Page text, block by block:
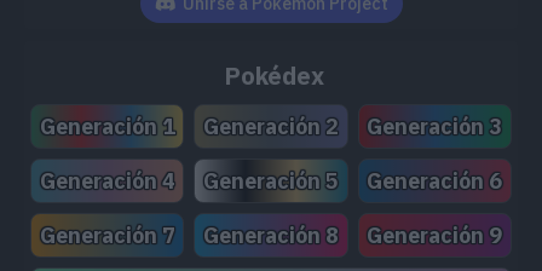
Pokédex
Generación 1 Generación 2
Generación 3
Generación 4
Generación 5
Generación 6
Generación 7
Generación 8 Generación 9